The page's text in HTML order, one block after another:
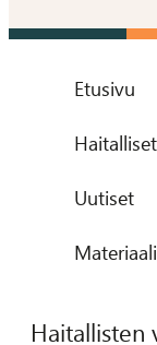
Etusivu
Uutiset
Haitallisten